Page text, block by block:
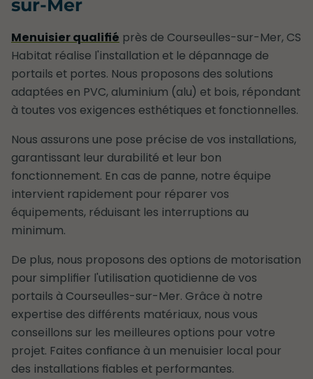
sur-Mer
Menuisier qualifié près de Courseulles-sur-Mer, CS
Habitat réalise l'installation et le dépannage de
portails et portes. Nous proposons des solutions
adaptées en PVC, aluminium (alu) et bois, répondant
à toutes vos exigences esthétiques et fonctionnelles.
Nous assurons une pose précise de vos installations,
garantissant leur durabilité et leur bon
fonctionnement. En cas de panne, notre équipe
intervient rapidement pour réparer vos
équipements, réduisant les interruptions au
minimum.
De plus, nous proposons des options de motorisation
pour simplifier l'utilisation quotidienne de vos
portails à Courseulles-sur-Mer. Grâce à notre
expertise des différents matériaux, nous vous
conseillons sur les meilleures options pour votre
projet. Faites confiance à un menuisier local pour
des installations fiables et performantes.